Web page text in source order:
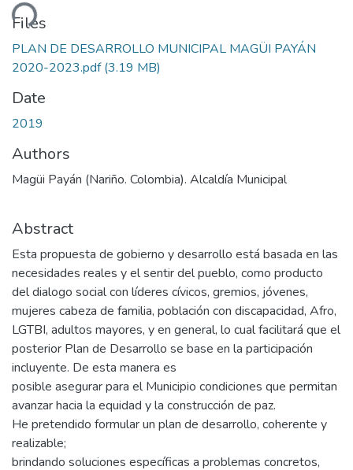
Files
PLAN DE DESARROLLO MUNICIPAL MAGÜI PAYÁN
2020-2023.pdf(3.19 MB)
Date
2019
Authors
Magüi Payán (Nariño. Colombia). Alcaldía Municipal
Abstract
Esta propuesta de gobierno y desarrollo está basada en las
necesidades reales y el sentir del pueblo, como producto
del dialogo social con líderes cívicos, gremios, jóvenes,
mujeres cabeza de familia, población con discapacidad, Afro,
LGTBI, adultos mayores, y en general, lo cual facilitará que el
posterior Plan de Desarrollo se base en la participación
incluyente. De esta manera es
posible asegurar para el Municipio condiciones que permitan
avanzar hacia la equidad y la construcción de paz.
He pretendido formular un plan de desarrollo, coherente y
realizable;
brindando soluciones específicas a problemas concretos,